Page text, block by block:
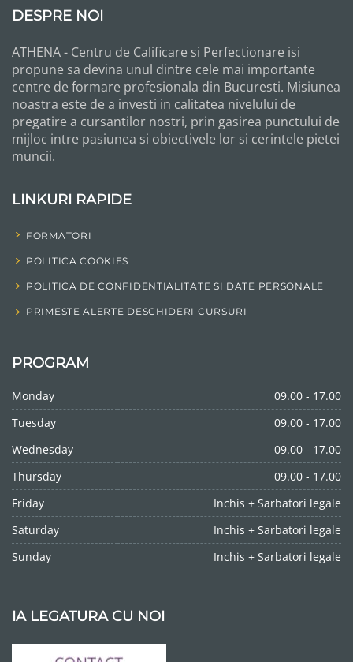
DESPRE NOI
ATHENA - Centru de Calificare si Perfectionare isi
propune sa devina unul dintre cele mai importante
centre de formare profesionala din Bucuresti. Misiunea
noastra este de a investi in calitatea nivelului de
pregatire a cursantilor nostri, prin gasirea punctului de
mijloc intre pasiunea si obiectivele lor si cerintele pietei
muncii.
LINKURI RAPIDE
FORMATORI
POLITICA COOKIES
POLITICA DE CONFIDENTIALITATE SI DATE PERSONALE
PRIMESTE ALERTE DESCHIDERI CURSURI
PROGRAM
Monday
09.00 - 17.00
Tuesday
09.00 - 17.00
Wednesday
09.00 - 17.00
Thursday
09.00 - 17.00
Friday
Inchis + Sarbatori legale
Saturday
Inchis + Sarbatori legale
Sunday
Inchis + Sarbatori legale
IA LEGATURA CU NOI